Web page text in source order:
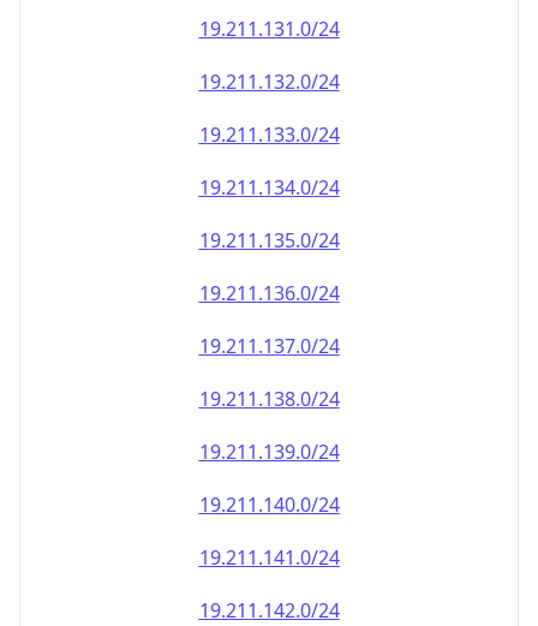
19.211.131.0/24
19.211.132.0/24
19.211.133.0/24
19.211.134.0/24
19.211.135.0/24
19.211.136.0/24
19.211.137.0/24
19.211.138.0/24
19.211.139.0/24
19.211.140.0/24
19.211.141.0/24
19.211.142.0/24